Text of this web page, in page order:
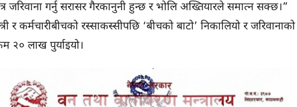
जरिवाना गर्नु सरासर गैरकानुनी हुन्छ र भोलि अख्तियारले समात्न सक्छ।”
र कर्मचारीबीचको रस्साकस्सीपछि ‘बीचको बाटो’ निकालियो र जरिवानाको
२० लाख पुर्याइयो।